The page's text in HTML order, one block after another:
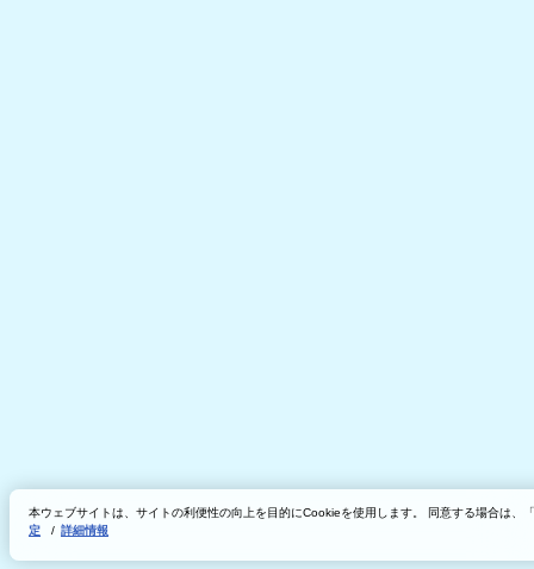
本ウェブサイトは、サイトの利便性の向上を目的にCookieを使用します。 同意する場合は、
定 / 詳細情報